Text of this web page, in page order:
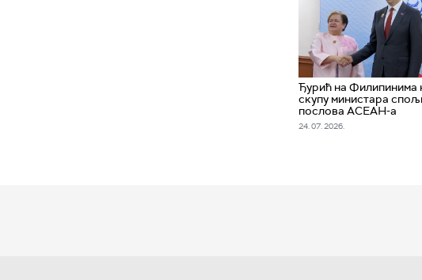
Ђурић на Филипинима
скупу министара
послова АСЕАН-а
24. 07. 2026.